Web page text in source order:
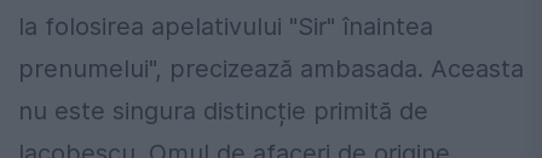
la folosirea apelativului "Sir" înaintea
prenumelui", precizează ambasada. Aceasta
nu este singura distincție primită de